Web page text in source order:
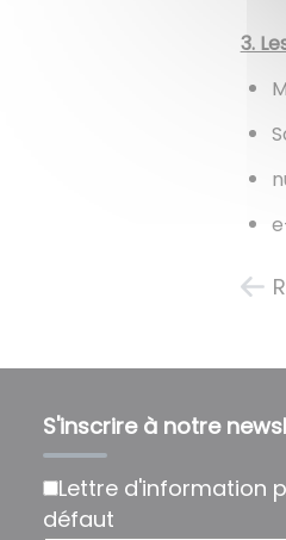
3.
S'inscrire à notre
Lettre d'information
défaut